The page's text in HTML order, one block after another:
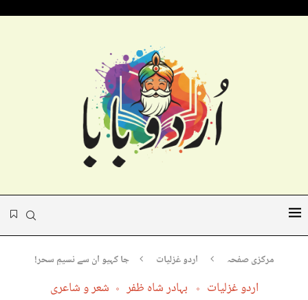
مرکزی صفحہ اردو غزلیات جا کہیو ان سے نسیمِ سحر!
اردو غزلیات بہادر شاہ ظفر شعر و شاعری